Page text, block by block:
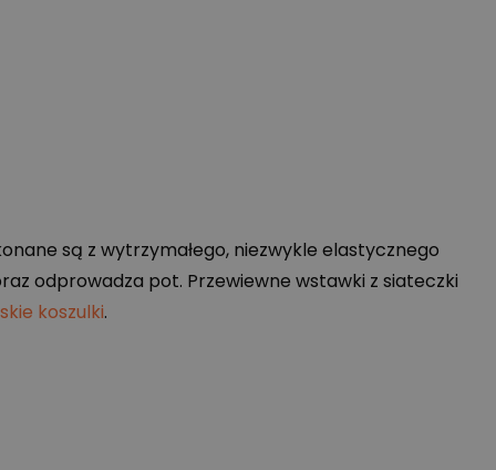
są z wytrzymałego, niezwykle elastycznego
odprowadza pot. Przewiewne wstawki z siateczki
koszulki.